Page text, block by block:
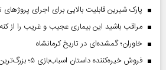
پارک شیرین قابلیت‌ بالایی برای اجرای
مراقب باشید این بیماری عجیب و غریب را از
خاوران؛ گمشده‌ای در تاریخ کرمانشاه
فروش خیره‌کننده داستان اسباب‌بازی ۵؛ بزرگ‌ترین افتتاحیه سال برای پیکسار